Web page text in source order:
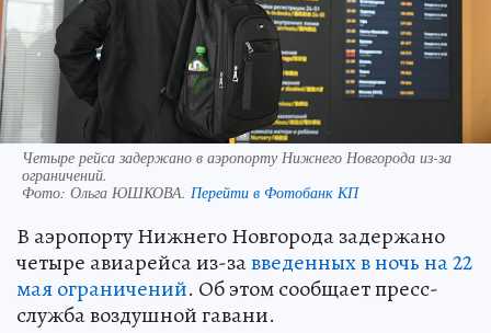
Четыре рейса задержано в аэропорту Нижнего Новгорода из-за
ограничений.
Фото: Ольга ЮШКОВА. Перейти в Фотобанк КП
В аэропорту Нижнего Новгорода задержано
четыре авиарейса из-завведенных в ночь на 22
мая ограничений. Об этом сообщает пресс-
служба воздушной гавани.